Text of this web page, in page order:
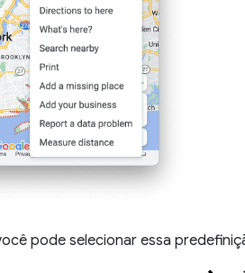
pode selecionar essa